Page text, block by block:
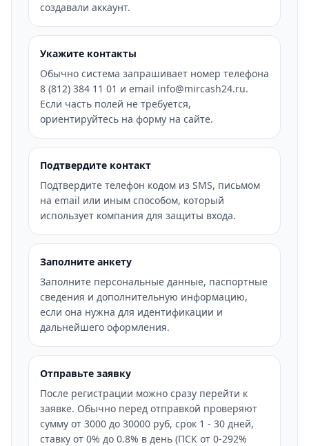
создавали аккаунт.
Укажите контакты
Обычно система запрашивает номер телефона
8 (812) 384 11 01 и email info@mircash24.ru.
Если часть полей не требуется,
ориентируйтесь на форму на сайте.
Подтвердите контакт
Подтвердите телефон кодом из SMS, письмом
на email или иным способом, который
использует компания для защиты входа.
Заполните анкету
Заполните персональные данные, паспортные
сведения и дополнительную информацию,
если она нужна для идентификации и
дальнейшего оформления.
Отправьте заявку
После регистрации можно сразу перейти к
заявке. Обычно перед отправкой проверяют
сумму от 3000 до 30000 руб, срок 1 - 30 дней,
ставку от 0% до 0.8% в день (ПСК от 0-292%